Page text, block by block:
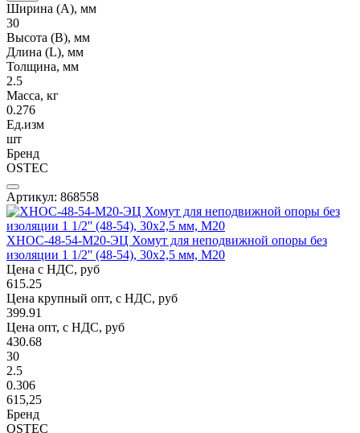
Ширина (А), мм
30
Высота (В), мм
Длина (L), мм
Толщина, мм
2.5
Масса, кг
0.276
Ед.изм
шт
Бренд
OSTEC
Артикул: 868558
ХНОС-48-54-М20-ЭЦ Хомут для неподвижной опоры без
изоляции 1 1/2'' (48-54), 30х2,5 мм, М20
Цена с НДС, руб
615.25
Цена крупный опт, с НДС, руб
399.91
Цена опт, с НДС, руб
430.68
30
2.5
0.306
615,25
Бренд
OSTEC